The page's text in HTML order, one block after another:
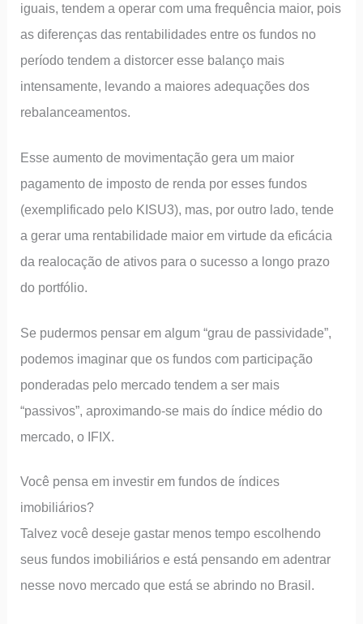
iguais, tendem a operar com uma frequência maior, pois
as diferenças das rentabilidades entre os fundos no
período tendem a distorcer esse balanço mais
intensamente, levando a maiores adequações dos
rebalanceamentos.
Esse aumento de movimentação gera um maior
pagamento de imposto de renda por esses fundos
(exemplificado pelo KISU3), mas, por outro lado, tende
a gerar uma rentabilidade maior em virtude da eficácia
da realocação de ativos para o sucesso a longo prazo
do portfólio.
Se pudermos pensar em algum “grau de passividade”,
podemos imaginar que os fundos com participação
ponderadas pelo mercado tendem a ser mais
“passivos”, aproximando-se mais do índice médio do
mercado, o IFIX.
Você pensa em investir em fundos de índices
imobiliários?
Talvez você deseje gastar menos tempo escolhendo
seus fundos imobiliários e está pensando em adentrar
nesse novo mercado que está se abrindo no Brasil.